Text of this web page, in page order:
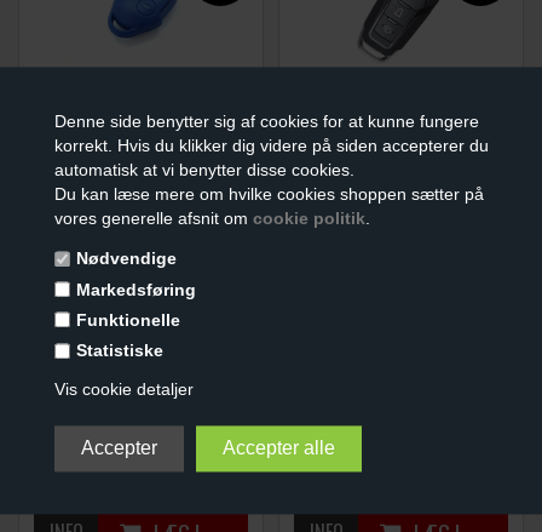
Denne side benytter sig af cookies for at kunne fungere
korrekt. Hvis du klikker dig videre på siden accepterer du
automatisk at vi benytter disse cookies.
Du kan læse mere om hvilke cookies shoppen sætter på
vores generelle afsnit om cookie politik.
Nødvendige
Markedsføring
Funktionelle
Statistiske
Vis cookie detaljer
KIT
(3 KNAPPER)
DKK
KIT
(3 KNAPPER)
119,00
BILNØGLE REPARATIONS
(3 KNAPPER)
BILNØGLE REPARATIONS
KIT
(3 KNAPPER)